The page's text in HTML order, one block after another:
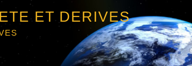
ET DERIVES